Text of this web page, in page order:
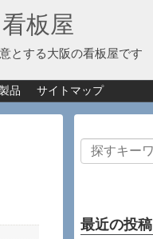
板屋
とする大阪の看板屋です
品 サイトマップ
最近の投稿